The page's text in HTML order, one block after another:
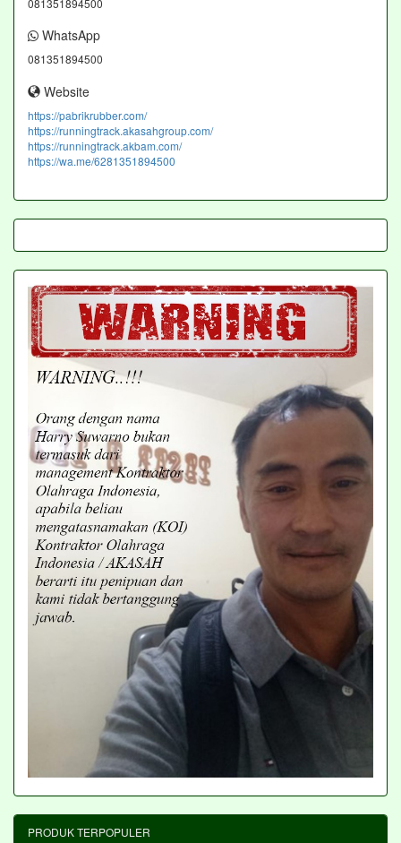
WhatsApp
081351894500
Website
https://pabrikrubber.com/
https://runningtrack.akasahgroup.com/
https://runningtrack.akbam.com/
https://wa.me/6281351894500
PRODUK TERPOPULER